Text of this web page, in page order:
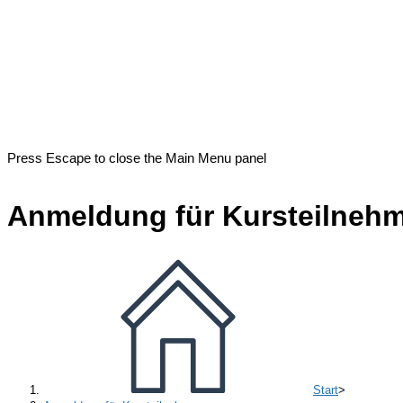
Press Escape to close the Main Menu panel
Anmeldung für
Start>